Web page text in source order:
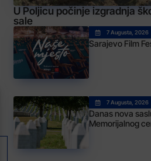
U Poljicu počinje izgradnja
sale
7 Augusta, 2026
Sarajevo Film
7 Augusta, 2026
Danas nova
Memorijalnog